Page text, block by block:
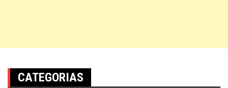
CATEGORIAS